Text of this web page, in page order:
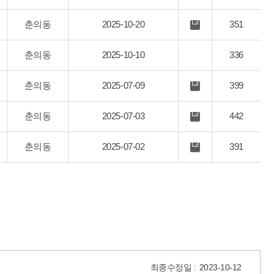
부
파
춘의동 2025-10-20
첨
부
351
춘의동 2025-10-10 336
춘의동 2025-07-09
첨
부
파
399
춘의동 2025-07-03
첨
부
파
442
춘의동 2025-07-02
첨
부
391
최종수정일 : 2023-10-12